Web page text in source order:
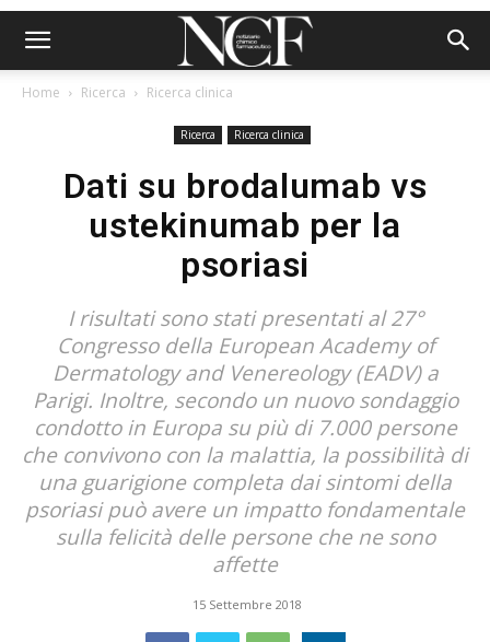
Home Ricerca Ricerca clinica
Ricerca Ricerca clinica
Dati su brodalumab vs
ustekinumab per la
psoriasi
I risultati sono stati presentati al 27°
Congresso della European Academy of
Dermatology and Venereology (EADV) a
Parigi. Inoltre, secondo un nuovo sondaggio
condotto in Europa su più di 7.000 persone
che convivono con la malattia, la possibilità di
una guarigione completa dai sintomi della
psoriasi può avere un impatto fondamentale
sulla felicità delle persone che ne sono
affette
15 Settembre 2018